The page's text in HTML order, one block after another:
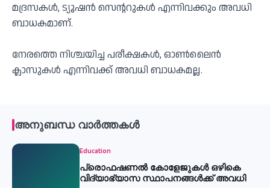
മദ്രസകൾ, ട്യൂഷൻ സെൻ്ററുകൾ എന്നിവക്കും അവധി
ബാധകമാണ്.
നേരത്തെ നിശ്ചയിച്ച പരീക്ഷകൾ, ഓൺലൈൻ
ക്ലാസുകൾ എന്നിവക്ക് അവധി ബാധകമല്ല.
അനുബന്ധ വാർത്തകൾ
Education
പ്രൊഫഷണൽ കോളേജുകൾ ഒഴികെ
വിദ്യാഭ്യാസ സ്ഥാപനങ്ങൾക്ക് അവധി